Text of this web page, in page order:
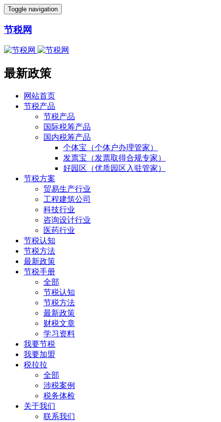
Toggle navigation
节税网
最新政策
网站首页
节税产品
节税产品
国际税筹产品
国内税筹产品
个体宝（个体户办理管家）
发票宝（发票取得合规专家）
好园区（优质园区入驻管家）
节税方案
贸易生产行业
工程建筑公司
科技行业
咨询设计行业
医药行业
节税认知
节税方法
最新政策
节税手册
全部
节税认知
节税方法
最新政策
财税文章
学习资料
我要节税
我要加盟
税拉拉
全部
涉税案例
税务体检
关于我们
联系我们